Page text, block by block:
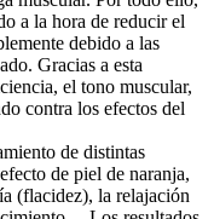
a la hora de reducir el
debido a las
Gracias a esta
el tono muscular,
contra los efectos del
de distintas
de piel de naranja,
(flacidez), la relajación